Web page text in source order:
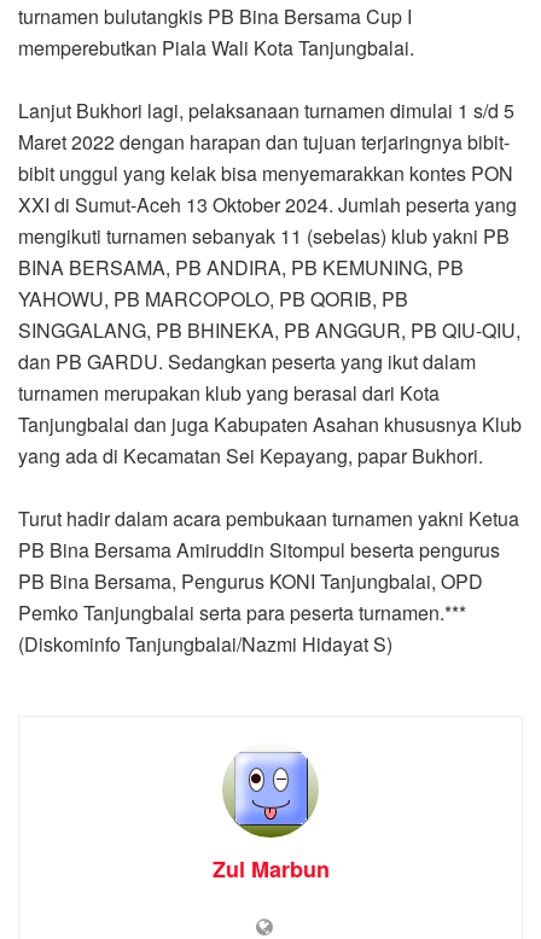
turnamen bulutangkis PB Bina Bersama Cup I
memperebutkan Piala Wali Kota Tanjungbalai.
Lanjut Bukhori lagi, pelaksanaan turnamen dimulai 1 s/d 5
Maret 2022 dengan harapan dan tujuan terjaringnya bibit-
bibit unggul yang kelak bisa menyemarakkan kontes PON
XXI di Sumut-Aceh 13 Oktober 2024. Jumlah peserta yang
mengikuti turnamen sebanyak 11 (sebelas) klub yakni PB
BINA BERSAMA, PB ANDIRA, PB KEMUNING, PB
YAHOWU, PB MARCOPOLO, PB QORIB, PB
SINGGALANG, PB BHINEKA, PB ANGGUR, PB QIU-QIU,
dan PB GARDU. Sedangkan peserta yang ikut dalam
turnamen merupakan klub yang berasal dari Kota
Tanjungbalai dan juga Kabupaten Asahan khususnya Klub
yang ada di Kecamatan Sei Kepayang, papar Bukhori.
Turut hadir dalam acara pembukaan turnamen yakni Ketua
PB Bina Bersama Amiruddin Sitompul beserta pengurus
PB Bina Bersama, Pengurus KONI Tanjungbalai, OPD
Pemko Tanjungbalai serta para peserta turnamen.***
(Diskominfo Tanjungbalai/Nazmi Hidayat S)
Zul Marbun